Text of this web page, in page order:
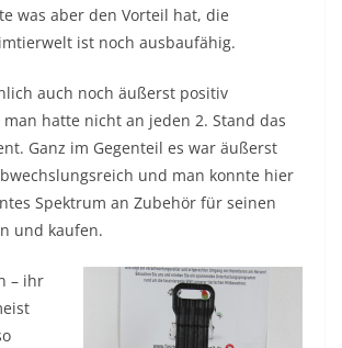
was aber den Vorteil hat, die
ist noch ausbaufähig.
auch noch äußerst positiv
hatte nicht an jeden 2. Stand das
Ganz im Gegenteil es war äußerst
und man konnte hier
Spektrum an Zubehör für seinen
und kaufen.
– ihr